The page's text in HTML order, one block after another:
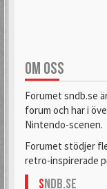
OM OSS
Forumet sndb.se
forum och har i
Nintendo-scenen.
Forumet stödjer
retro-inspirerade
SNDB.se